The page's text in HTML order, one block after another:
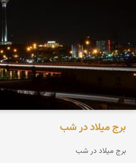
برج میلاد در شب
برج میلاد در شب